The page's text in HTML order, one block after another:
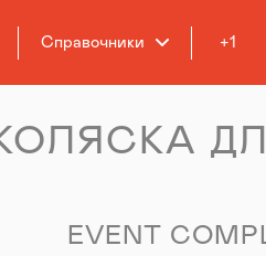
Справочники +1
EVENT